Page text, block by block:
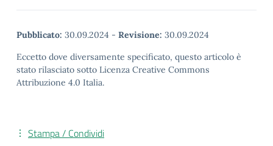
Pubblicato: 30.09.2024 - Revisione: 30.09.2024
Eccetto dove diversamente specificato, questo articolo è
stato rilasciato sotto Licenza Creative Commons
Attribuzione 4.0 Italia.
Stampa / Condividi